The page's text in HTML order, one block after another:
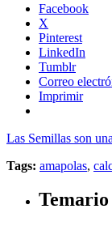
Facebook
X
Pinterest
LinkedIn
Tumblr
Correo
Imprimir
Las Semillas son
Tags: amapolas,
Temario